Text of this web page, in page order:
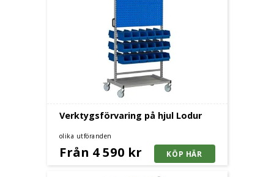
Verktygsförvaring på hjul Lodur
olika utföranden
Från 4 590 kr